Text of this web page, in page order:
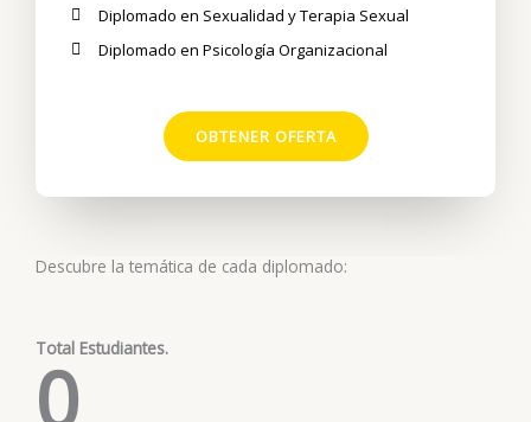
Diplomado en Sexualidad y Terapia Sexual
Diplomado en Psicología Organizacional
OBTENER OFERTA
Descubre la temática de cada diplomado:
Total Estudiantes.
0